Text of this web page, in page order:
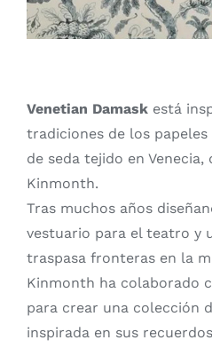
Venetian Damaskestá
tradiciones de los
de seda tejido en
Kinmonth.
Tras muchos años
vestuario para el teatro y
traspasa fronteras en la
Kinmonth ha colaborado
para crear una colección
inspirada en sus